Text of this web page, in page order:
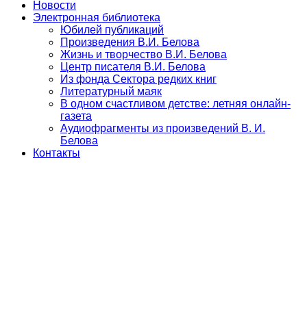
Новости
Электронная библиотека
Юбилей публикаций
Произведения В.И. Белова
Жизнь и творчество В.И. Белова
Центр писателя В.И. Белова
Из фонда Сектора редких книг
Литературный маяк
В одном счастливом детстве: летняя онлайн-
газета
Аудиофрагменты из произведений В. И.
Белова
Контакты